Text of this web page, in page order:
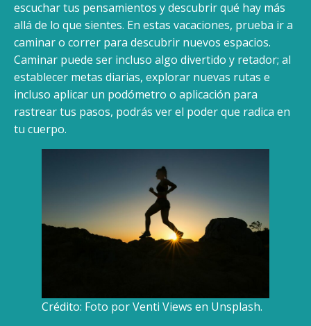
escuchar tus pensamientos y descubrir qué hay más
allá de lo que sientes. En estas vacaciones, prueba ir a
caminar o correr para descubrir nuevos espacios.
Caminar puede ser incluso algo divertido y retador; al
establecer metas diarias, explorar nuevas rutas e
incluso aplicar un podómetro o aplicación para
rastrear tus pasos, podrás ver el poder que radica en
tu cuerpo.
Crédito: Foto por Venti Views en Unsplash.